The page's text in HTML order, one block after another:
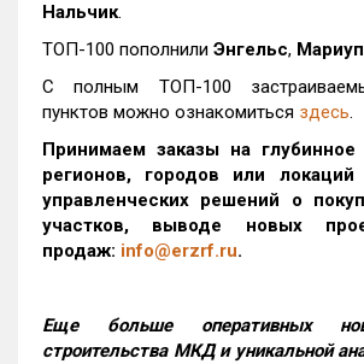
Нальчик.
ТОП-100 пополнили Энгельс,
С полным ТОП-100
пунктов можно ознакомиться здесь.
Принимаем заказы на глубинное
регионов, городов или
управленческих решений о
участков, выводе новых
продаж: info@erzrf.ru.
Еще больше оперативных
строительства МКД и уникальной